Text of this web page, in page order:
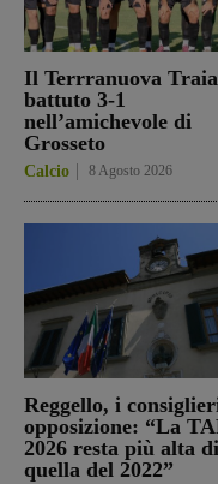
Il Terrranuova
battuto 3-1
nell’amichevole di
Grosseto
Calcio 8 Agosto 2026
Reggello, i
opposizione: “La
2026 resta più alta di
quella del 2022”